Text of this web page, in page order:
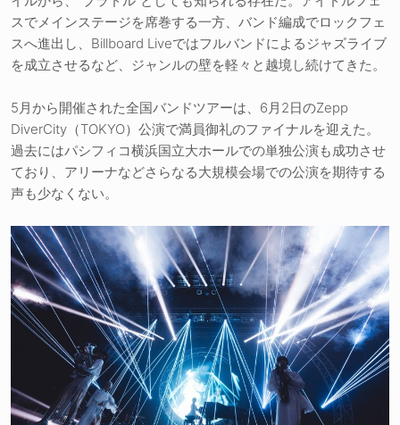
スでメインステージを席巻する一方、バンド編成でロックフェ
スへ進出し、Billboard Liveではフルバンドによるジャズライブ
を成立させるなど、ジャンルの壁を軽々と越境し続けてきた。
5月から開催された全国バンドツアーは、6月2日のZepp
DiverCity（TOKYO）公演で満員御礼のファイナルを迎えた。
過去にはパシフィコ横浜国立大ホールでの単独公演も成功させ
ており、アリーナなどさらなる大規模会場での公演を期待する
声も少なくない。